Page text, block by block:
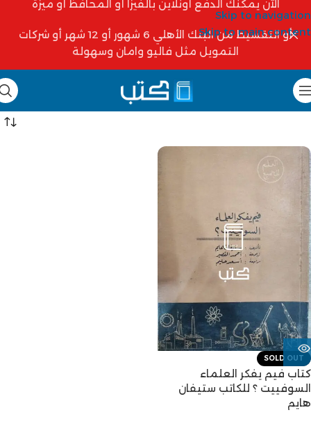
Skip to navigation
Skip to main content
الآن يمكنك الدفع أونلاين بالفيزا أو المحافظ أو ميزة
أو التقسيط من البنك الأهلي 6 شهور أو 12 شهر أو شركات
التمويل مثل فاليو وامان وسهولة
SOLD OUT
كتاب فيم يفكر العلماء
السوفييت ؟ للكاتب ستيفان
هايم